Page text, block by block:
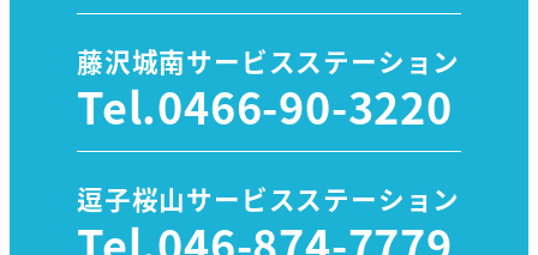
藤沢城南サービスステーション
Tel.0466-90-3220
逗子桜山サービスステーション